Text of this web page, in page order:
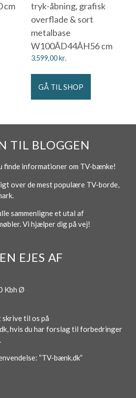
cm
tryk-åbning, grafisk
overflade & sort
metalbase
W100ÃD44ÃH56 cm
3.599,00kr.
GÅ TIL SHOP
TIL BLOGGEN
finde informationer om TV-bænke!
over de mest populære TV-borde,
sammenligne et utal af
Vi hjælper dig på vej!
EJES AF
Kbh Ø
skrive til os på
hvis du har forslag til forbedringer
“TV-bænk.dk”